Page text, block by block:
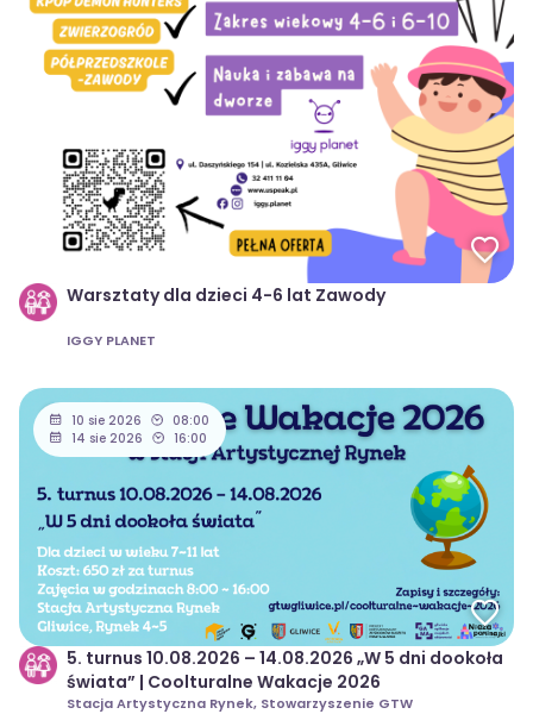
Warsztaty dla dzieci 4-6 lat Zawody
IGGY PLANET
10 sie 2026
08:00
14 sie 2026
16:00
5. turnus 10.08.2026 – 14.08.2026 „W 5 dni dookoła
świata” | Coolturalne Wakacje 2026
Stacja Artystyczna Rynek, Stowarzyszenie GTW